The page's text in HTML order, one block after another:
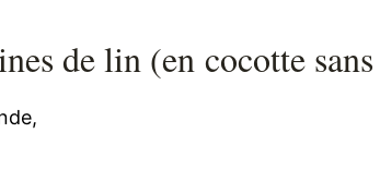
de lin (en cocotte